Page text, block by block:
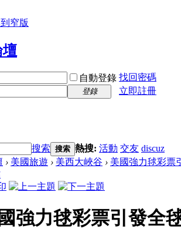
窄版
自動登錄 找回密碼
登錄
立即註冊
搜索 搜索 熱搜: 活動 交友 discuz
› 美國旅遊 › 美西大峽谷 › 美國強力毬彩票
強力毬彩票引發全